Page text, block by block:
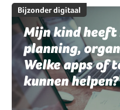
Bijzonder digitaal
Mijn kind heeft
planning,
Welke apps of
kunnen helpen?